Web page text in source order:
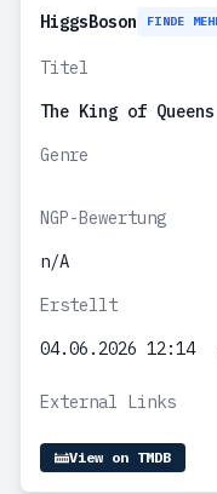
HiggsBoson FINDE
Titel
The King of Queens
Genre
NGP-Bewertung
n/A
Erstellt
04.06.2026 12:14
External Links
View on TMDB